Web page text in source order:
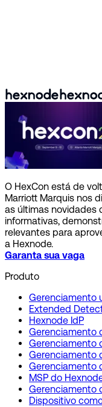
O HexCon está de
Marriott Marquis nos
as últimas novidades
informativas,
relevantes para
a Hexnode.
Garanta sua vaga
Produto
Gerenciamento
Extended
Hexnode IdP
Gerenciamento
Gerenciamento
Gerenciamento
Gerenciamento
MSP do
Gerenciamento
Dispositivo